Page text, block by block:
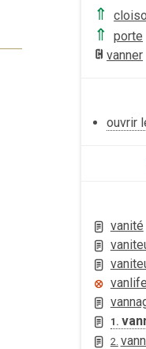
⇑
⇑
porte
vanner
ouvrir
vanité
vanlife
1.
2.